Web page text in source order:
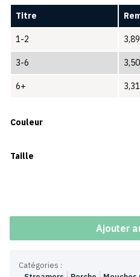
Titre
1-2 3,89
3-6 3,50
6+ 3,31
Couleur
Taille
Ajouter
Catégories :